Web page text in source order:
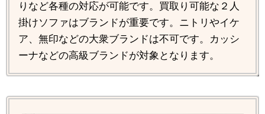
りなど各種の対応が可能です。買取り可能な２人
掛けソファはブランドが重要です。ニトリやイケ
ア、無印などの大衆ブランドは不可です。カッシ
ーナなどの高級ブランドが対象となります。